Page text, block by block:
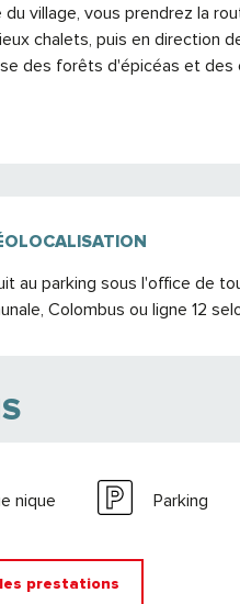
village, vous prendrez la
chalets, puis en direction
des forêts d'épicéas et des
au parking sous l'office de
Colombus ou ligne 12
nique Parking
prestations